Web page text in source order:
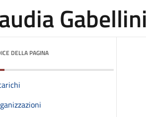
Gabellini
DELLA PAGINA